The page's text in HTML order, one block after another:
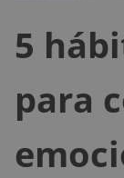
5
para